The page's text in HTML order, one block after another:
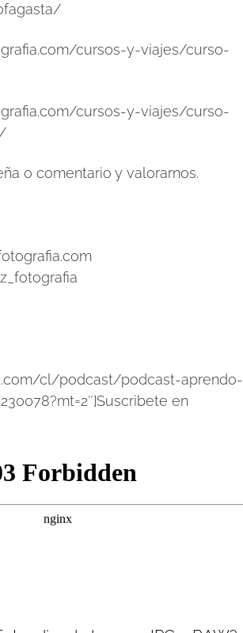
cursos-y-viajes/curso-
cursos-y-viajes/curso-
o comentario y valorarnos.
cl/podcast/podcast-aprendo-
en